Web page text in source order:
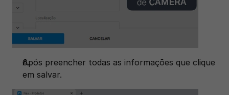
Após preencher todas as informações que clique
em salvar.